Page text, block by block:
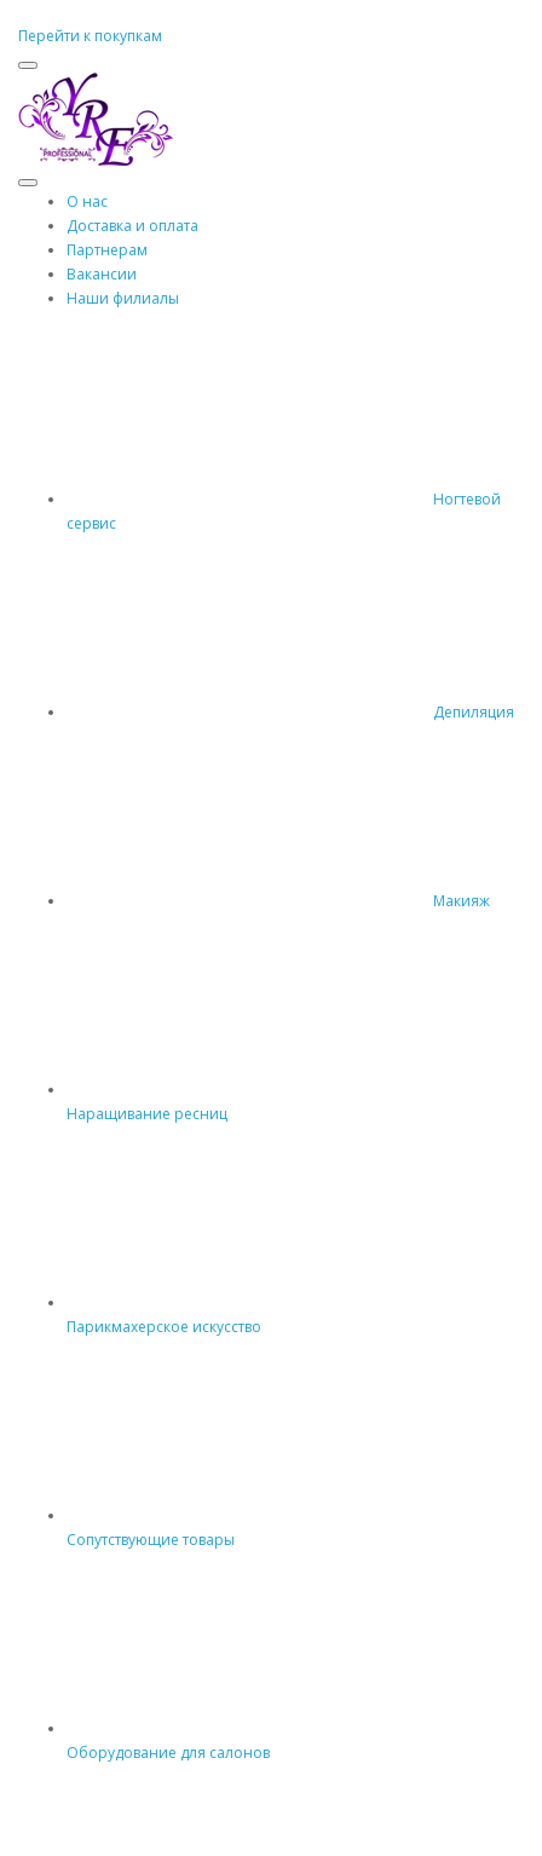
Перейти к покупкам
О нас
Доставка и оплата
Партнерам
Вакансии
Наши филиалы
Ногтевой
сервис
Депиляция
Макияж
Наращивание ресниц
Парикмахерское искусство
Сопутствующие товары
Оборудование для салонов